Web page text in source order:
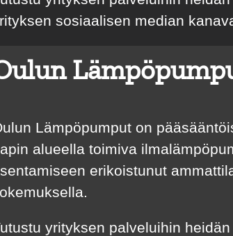
sosiaalisen median
Lämpöpumput on
alueella toimiva
erikoistunut
yrityksen palveluihin heidän